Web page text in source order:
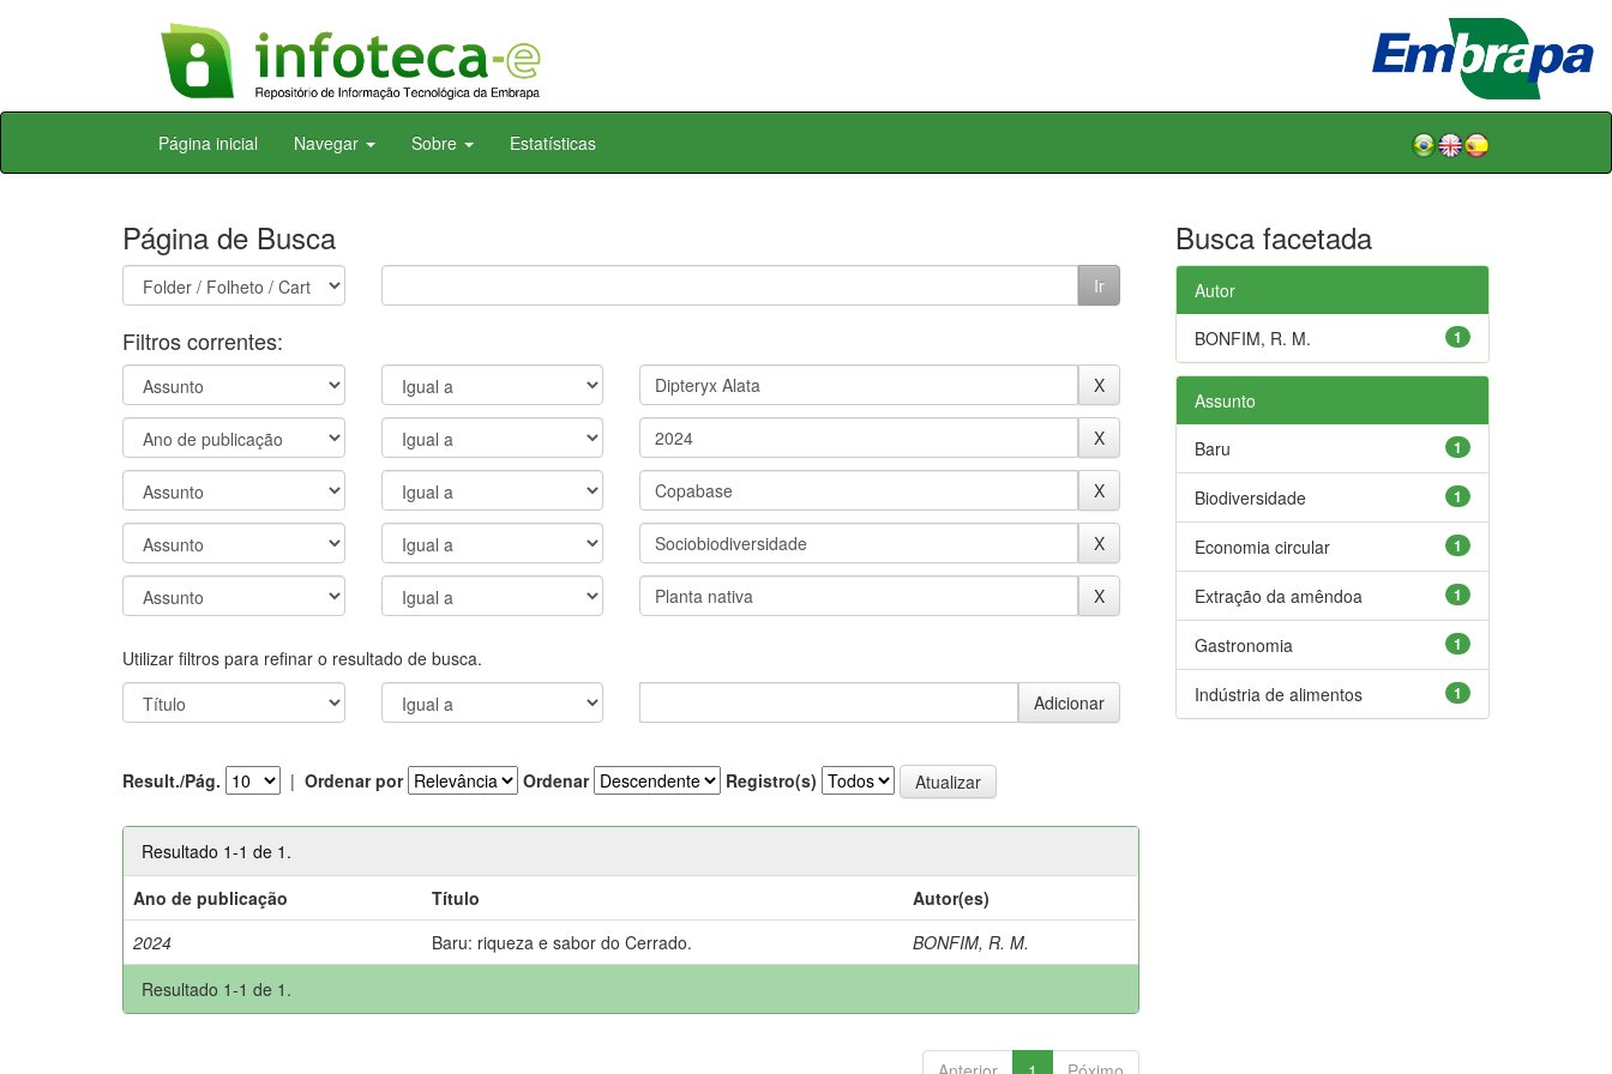
Skip
Página inicial Navegar Sobre Estatísticas
Página de Busca
Filtros correntes:
Utilizar filtros para refinar o resultado de busca.
Result./Pág. | Ordenar por Ordenar Registro(s)
Resultado 1-1 de 1.
Ano de publicação
Título
Autor(es)
2024
Baru: riqueza e sabor do Cerrado.
BONFIM, R. M.
Resultado 1-1 de 1.
Busca facetada
Autor
1
BONFIM, R. M.
Assunto
1
Baru
1
Biodiversidade
1
Economia circular
1
Extração da amêndoa
1
Gastronomia
1
Indústria de alimentos